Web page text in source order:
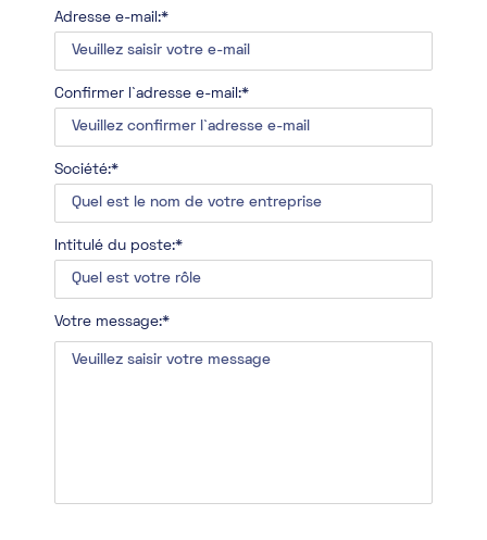
Adresse e-mail:*
Confirmer l`adresse e-mail:*
Société:*
Intitulé du poste:*
Votre message:*